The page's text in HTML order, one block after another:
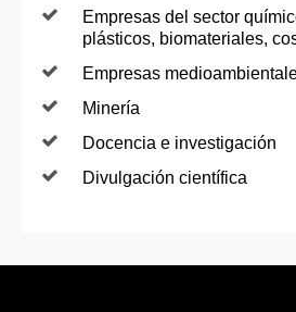
Empresas del sector
plásticos, biomateriales,
Empresas
Minería
Docencia e investigación
Divulgación científica